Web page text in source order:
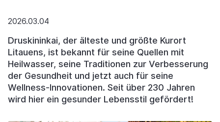
2026.03.04
Druskininkai, der älteste und größte Kurort
Litauens, ist bekannt für seine Quellen mit
Heilwasser, seine Traditionen zur Verbesserung
der Gesundheit und jetzt auch für seine
Wellness-Innovationen. Seit über 230 Jahren
wird hier ein gesunder Lebensstil gefördert!